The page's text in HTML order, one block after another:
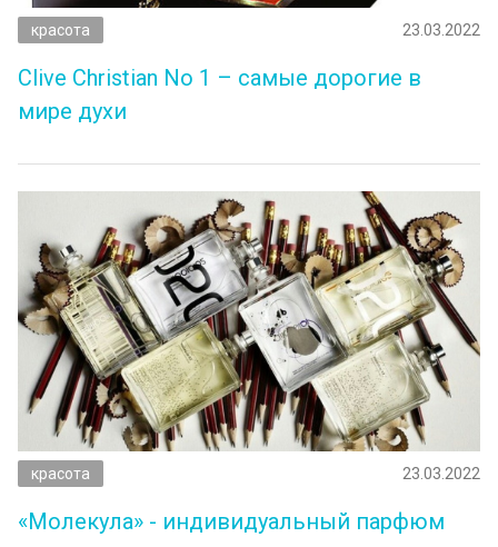
красота 23.03.2022
Clive Christian No 1 – самые дорогие в
мире духи
красота 23.03.2022
«Молекула» - индивидуальный парфюм